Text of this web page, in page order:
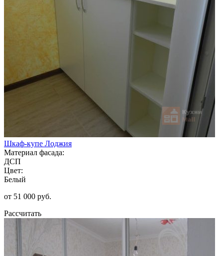
Шкаф-купе Лоджия
Материал фасада:
ДСП
Цвет:
Белый
от 51 000 руб.
Рассчитать